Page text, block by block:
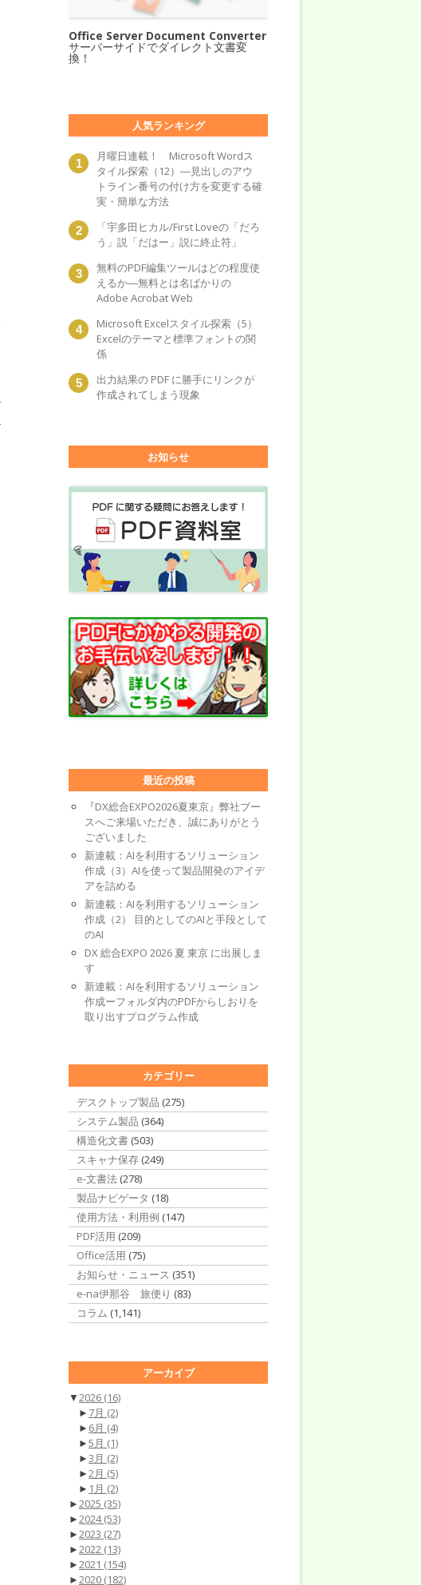
Office Server Document Converter
サーバーサイドでダイレクト文書変
換！
人気ランキング
月曜日連載！ Microsoft Wordス
タイル探索（12）―見出しのアウ
トライン番号の付け方を変更する確
実・簡単な方法
「宇多田ヒカル/First Loveの「だろ
う」説「だはー」説に終止符」
無料のPDF編集ツールはどの程度使
えるか―無料とは名ばかりの
Adobe Acrobat Web
Microsoft Excelスタイル探索（5）
Excelのテーマと標準フォントの関
係
出力結果の PDF に勝手にリンクが
作成されてしまう現象
お知らせ
最近の投稿
『DX総合EXPO2026夏東京』弊社ブー
スへご来場いただき、誠にありがとう
ございました
新連載：AIを利用するソリューション
作成（3）AIを使って製品開発のアイデ
アを詰める
新連載：AIを利用するソリューション
作成（2） 目的としてのAIと手段として
のAI
DX 総合EXPO 2026 夏 東京 に出展しま
す
新連載：AIを利用するソリューション
作成ーフォルダ内のPDFからしおりを
取り出すプログラム作成
カテゴリー
デスクトップ製品 (275)
システム製品 (364)
構造化文書 (503)
スキャナ保存 (249)
e-文書法 (278)
製品ナビゲータ (18)
使用方法・利用例 (147)
PDF活用 (209)
Office活用 (75)
お知らせ・ニュース (351)
e-na伊那谷 旅便り (83)
コラム (1,141)
アーカイブ
▼2026 (16)
► 7月 (2)
► 6月 (4)
►5月 (1)
►3月 (2)
►2月 (5)
► 1月 (2)
►2025 (35)
►2024(53)
►2023 (27)
►2022 (13)
►2021 (154)
►2020 (182)